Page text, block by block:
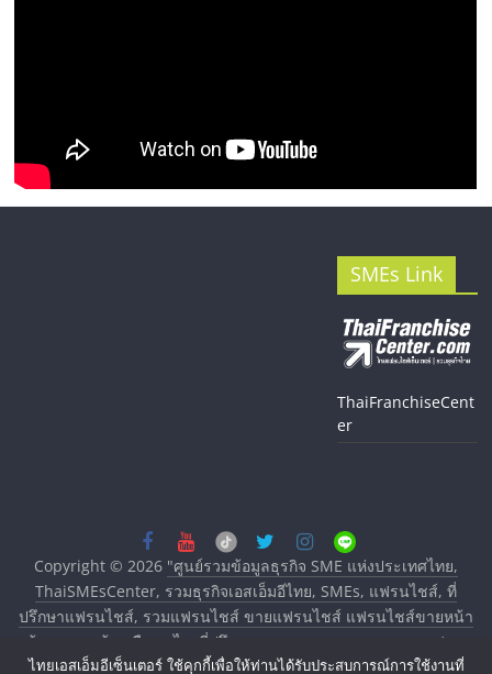
SMEs Link
ThaiFranchiseCent
er
Copyright © 2026 "ศูนย์รวมข้อมูลธุรกิจ SME แห่งประเทศไทย,
ThaiSMEsCenter, รวมธุรกิจเอสเอ็มอีไทย, SMEs, แฟรนไชส์, ที่
ปรึกษาแฟรนไชส์, รวมแฟรนไชส์ ขายแฟรนไชส์ แฟรนไชส์ขายหน้า
บ้าน ลงทุนน้อย คืนทุนไว, ที่ปรึกษาการลงทุนและขยายสาขาแฟรน
ไชส์, ศูนย์รวมแฟรนไชส์ พร้อมทำเลสำหรับเปิดร้าน ปรึกษาฟรี,
ไทยเอสเอ็มอีเซ็นเตอร์ ใช้คุกกี้เพื่อให้ท่านได้รับประสบการณ์การใช้งานที่